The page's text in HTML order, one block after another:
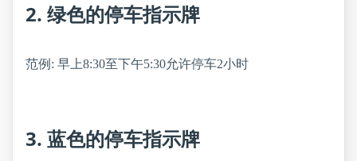
2. 绿色的停车指示牌
范例: 早上8:30至下午5:30允许停车2小时
3. 蓝色的停车指示牌